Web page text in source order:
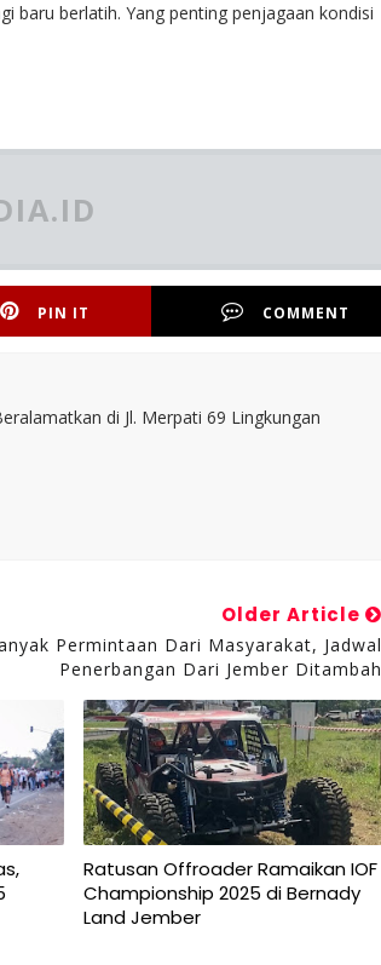
baru berlatih. Yang penting penjagaan kondisi
PIN IT COMMENT
di Jl. Merpati 69 Lingkungan
Older Article
Permintaan Dari Masyarakat, Jadwal
Penerbangan Dari Jember Ditambah
Ratusan Offroader Ramaikan IOF
Championship 2025 di Bernady
Land Jember